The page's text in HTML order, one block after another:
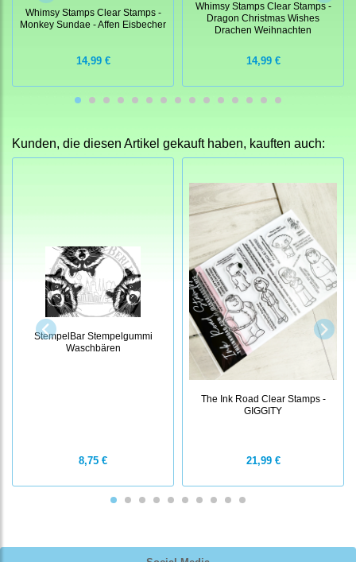
Whimsy Stamps Clear Stamps -
Monkey Sundae - Affen Eisbecher
14,99 €
Whimsy Stamps Clear Stamps -
Dragon Christmas Wishes
Drachen Weihnachten
14,99 €
Kunden, die diesen Artikel gekauft haben, kauften auch:
StempelBar Stempelgummi
Waschbären
8,75 €
The Ink Road Clear Stamps -
GIGGITY
21,99 €